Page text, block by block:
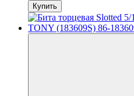
Купить